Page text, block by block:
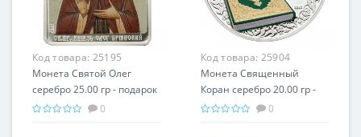
Код товара: 25195
Монета Святой Олег
серебро 25.00 гр - подарок
икона имени0
Код товара: 25904
Монета Священный
Кoран серебро 20.00 гр -
религия Ислам
0